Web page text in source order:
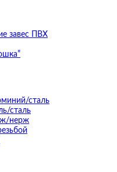
завес ПВХ
сталь
сталь
нерж